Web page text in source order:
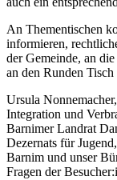
An Thementischen
informieren,
der Gemeinde, an
an den Runden
Ursula
Integration und
Barnimer Landrat
Dezernats für
Barnim und unser
Fragen der